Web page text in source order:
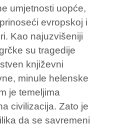
umjetnosti uopće,
evropskoj i
Kao najuzvišeniji
su tragedije
književni
minule helenske
je temeljima
civilizacija. Zato je
da se savremeni